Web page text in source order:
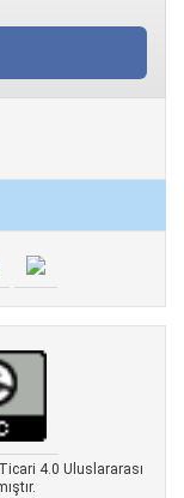
4.0 Uluslararası